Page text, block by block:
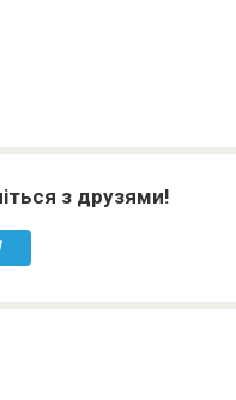
з друзями!